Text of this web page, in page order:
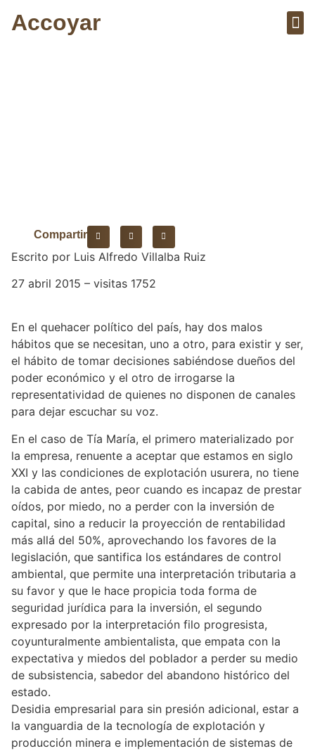
Accoyar
Compartir
Escrito por Luis Alfredo Villalba Ruiz
27 abril 2015 – visitas 1752
En el quehacer político del país, hay dos malos
hábitos que se necesitan, uno a otro, para existir y ser,
el hábito de tomar decisiones sabiéndose dueños del
poder económico y el otro de irrogarse la
representatividad de quienes no disponen de canales
para dejar escuchar su voz.
En el caso de Tía María, el primero materializado por
la empresa, renuente a aceptar que estamos en siglo
XXI y las condiciones de explotación usurera, no tiene
la cabida de antes, peor cuando es incapaz de prestar
oídos, por miedo, no a perder con la inversión de
capital, sino a reducir la proyección de rentabilidad
más allá del 50%, aprovechando los favores de la
legislación, que santifica los estándares de control
ambiental, que permite una interpretación tributaria a
su favor y que le hace propicia toda forma de
seguridad jurídica para la inversión, el segundo
expresado por la interpretación filo progresista,
coyunturalmente ambientalista, que empata con la
expectativa y miedos del poblador a perder su medio
de subsistencia, sabedor del abandono histórico del
estado.
Desidia empresarial para sin presión adicional, estar a
la vanguardia de la tecnología de explotación y
producción minera e implementación de sistemas de